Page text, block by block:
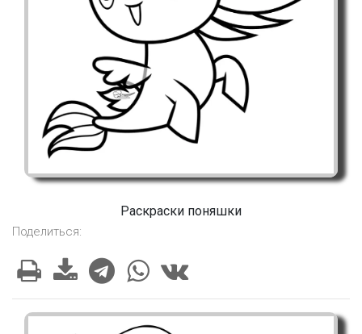
Раскраски поняшки
Поделиться: